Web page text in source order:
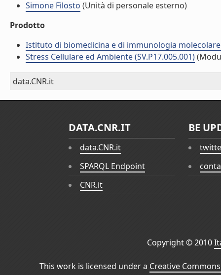
Simone Filosto (Unità di personale esterno)
Prodotto
Istituto di biomedicina e di immunologia
Stress Cellulare ed Ambiente (SV.P17.005.001)
data.CNR.it
DATA.CNR.IT
data.CNR.it
SPARQL Endpoint
CNR.it
BE
Copyright © 2010
This work is licensed under a Creative